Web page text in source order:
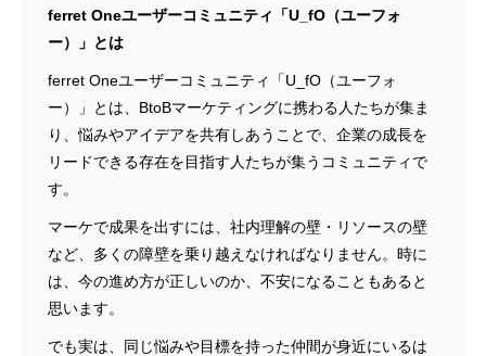
ferret Oneユーザーコミュニティ「U_fO（ユーフォ
ー）」とは
ferret Oneユーザーコミュニティ「U_fO（ユーフォ
ー）」とは、BtoBマーケティングに携わる人たちが集ま
り、悩みやアイデアを共有しあうことで、企業の成長を
リードできる存在を目指す人たちが集うコミュニティで
す。
マーケで成果を出すには、社内理解の壁・リソースの壁
など、多くの障壁を乗り越えなければなりません。時に
は、今の進め方が正しいのか、不安になることもあると
思います。
でも実は、同じ悩みや目標を持った仲間が身近にいるは